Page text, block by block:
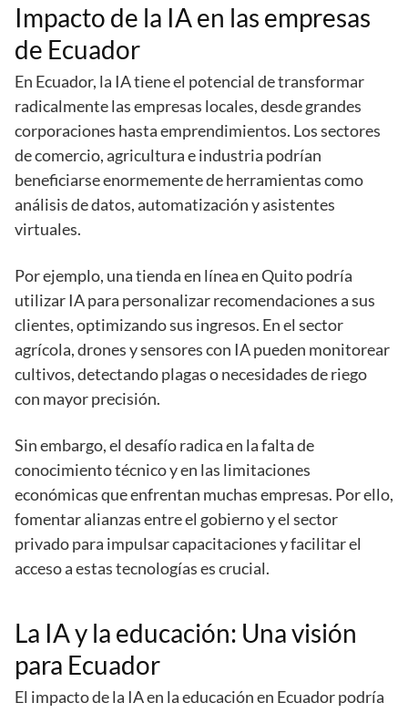
Impacto de la IA en las empresas
de Ecuador
En Ecuador, la IA tiene el potencial de transformar
radicalmente las empresas locales, desde grandes
corporaciones hasta emprendimientos. Los sectores
de comercio, agricultura e industria podrían
beneficiarse enormemente de herramientas como
análisis de datos, automatización y asistentes
virtuales.
Por ejemplo, una tienda en línea en Quito podría
utilizar IA para personalizar recomendaciones a sus
clientes, optimizando sus ingresos. En el sector
agrícola, drones y sensores con IA pueden monitorear
cultivos, detectando plagas o necesidades de riego
con mayor precisión.
Sin embargo, el desafío radica en la falta de
conocimiento técnico y en las limitaciones
económicas que enfrentan muchas empresas. Por ello,
fomentar alianzas entre el gobierno y el sector
privado para impulsar capacitaciones y facilitar el
acceso a estas tecnologías es crucial.
La IA y la educación: Una visión
para Ecuador
El impacto de la IA en la educación en Ecuador podría